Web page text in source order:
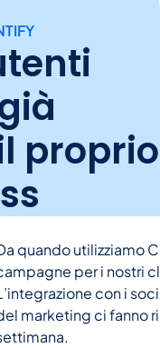
proprio
utilizziamo
per i nostri
con i social
ci fanno